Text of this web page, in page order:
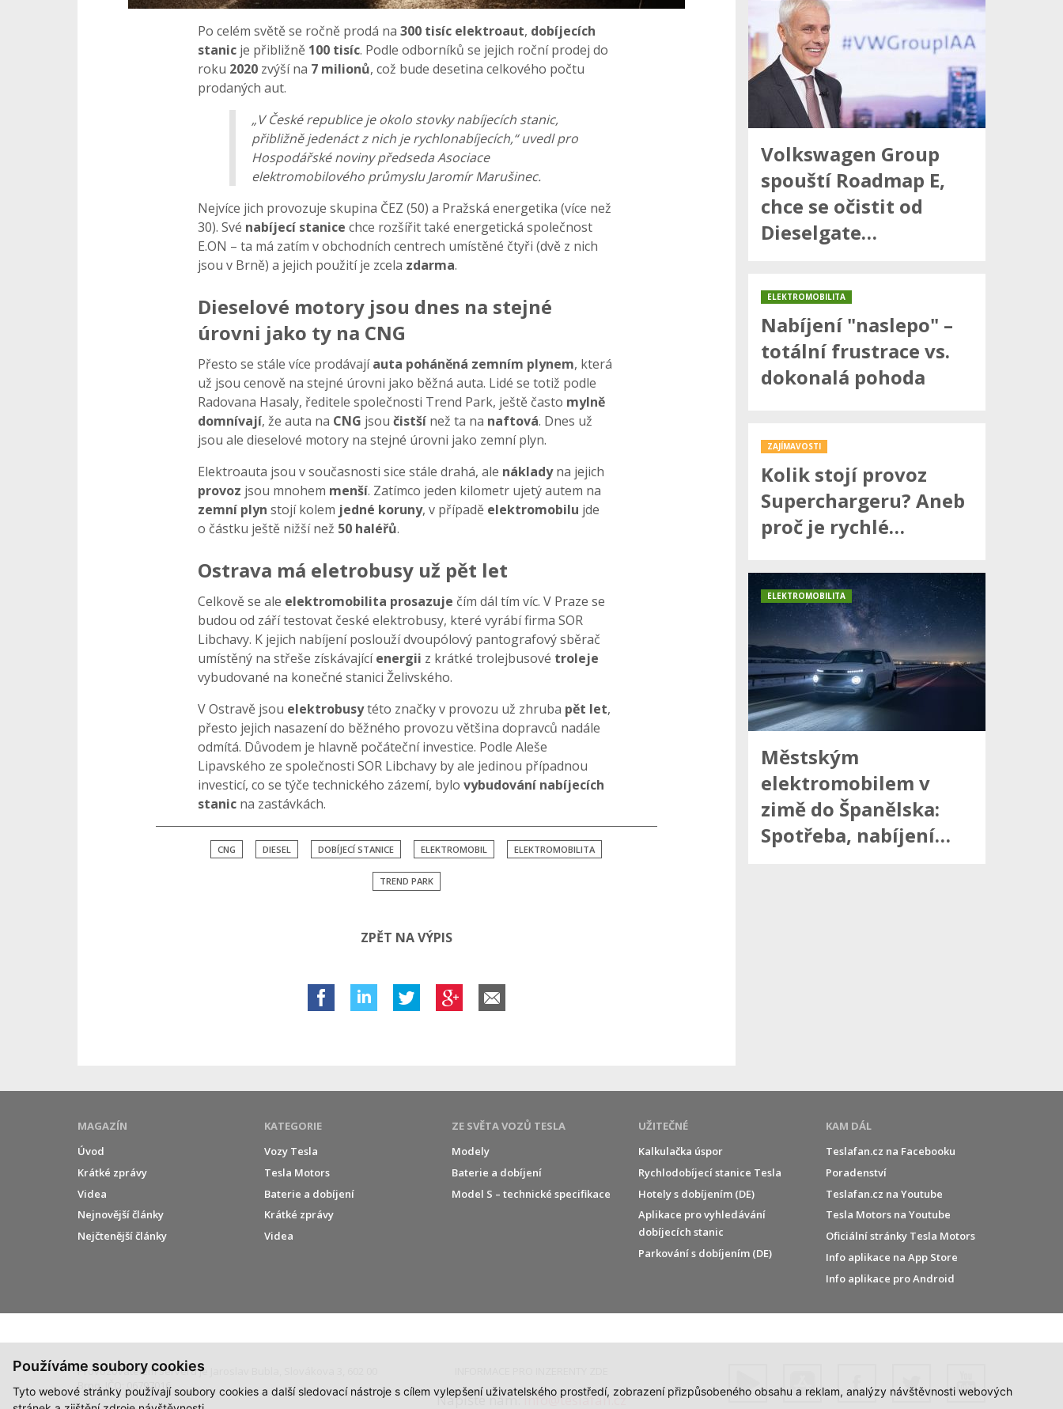
Používáme soubory cookies
Tyto webové stránky používají soubory cookies a další sledovací nástroje s cílem vylepšení uživatelského prostředí, zobrazení přizpůsobeného obsahu a reklam, analýzy návštěvnosti webových
Po celém světě se ročně prodá na 300 tisíc elektroaut, dobíjecích
stanic je přibližně 100 tisíc. Podle odborníků se jejich roční prodej do
roku 2020 zvýší na 7 milionů, což bude desetina celkového počtu
prodaných aut.
„V České republice je okolo stovky nabíjecích stanic,
přibližně jedenáct z nich je rychlonabíjecích,“ uvedl pro
Hospodářské noviny předseda Asociace
elektromobilového průmyslu Jaromír Marušinec.
Nejvíce jich provozuje skupina ČEZ (50) a Pražská energetika (více než
30). Své nabíjecí stanice chce rozšířit také energetická společnost
E.ON – ta má zatím v obchodních centrech umístěné čtyři (dvě z nich
jsou v Brně) a jejich použití je zcela zdarma.
Dieselové motory jsou dnes na stejné
úrovni jako ty na CNG
Přesto se stále více prodávajíauta poháněná zemním plynem, která
už jsou cenově na stejné úrovni jako běžná auta. Lidé se totiž podle
Radovana Hasaly, ředitele společnosti Trend Park, ještě často mylně
domnívají, že auta na CNG jsou čistší než ta na naftová. Dnes už
jsou ale dieselové motory na stejné úrovni jako zemní plyn.
Elektroauta jsou v současnosti sice stále drahá, ale nákladyna jejich
provoz jsou mnohem menší. Zatímco jeden kilometr ujetý autem na
zemní plyn stojí kolem jedné koruny, v případě elektromobilu jde
o částku ještě nižší než 50 haléřů.
Ostrava má eletrobusy už pět let
Celkově se ale elektromobilita prosazuje čím dál tím víc. V Praze se
budou od září testovat české elektrobusy, které vyrábí firma SOR
Libchavy. K jejich nabíjení poslouží dvoupólový pantografový sběrač
umístěný na střeše získávajícíenergii z krátké trolejbusové troleje
vybudované na konečné stanici Želivského.
V Ostravě jsou elektrobusytéto značky v provozu už zhruba pět let,
přesto jejich nasazení do běžného provozu většina dopravců nadále
odmítá. Důvodem je hlavně počáteční investice. Podle Aleše
Lipavského ze společnosti SOR Libchavy by ale jedinou případnou
investicí, co se týče technického zázemí, bylo vybudování nabíjecích
stanic na zastávkách.
CNG DIESEL DOBÍJECÍ STANICE ELEKTROMOBIL ELEKTROMOBILITA
TREND PARK
ZPĚT NA VÝPIS
Volkswagen Group
spouští Roadmap E,
chce se očistit od
Dieselgate…
Nabíjení "naslepo" –
totální frustrace vs.
dokonalá pohoda
ELEKTROMOBILITA
Kolik stojí provoz
Superchargeru? Aneb
proč je rychlé…
ZAJÍMAVOSTI
Městským
elektromobilem v
zimě do Španělska:
Spotřeba, nabíjení…
ELEKTROMOBILITA
MAGAZÍN
Úvod
Krátké zprávy
Videa
Nejnovější články
Nejčtenější články
KATEGORIE
Vozy Tesla
Tesla Motors
Baterie a dobíjení
Krátké zprávy
Videa
ZE SVĚTA VOZŮ TESLA
Modely
Baterie a dobíjení
Model S – technické specifikace
UŽITEČNÉ
Kalkulačka úspor
Rychlodobíjecí stanice Tesla
Hotely s dobíjením (DE)
Aplikace pro vyhledávání
dobíjecích stanic
Parkování s dobíjením (DE)
KAM DÁL
Teslafan.cz na Facebooku
Poradenství
Teslafan.cz na Youtube
Tesla Motors na Youtube
Oficiální stránky Tesla Motors
Info aplikace na App Store
Info aplikace pro Android
Provozovatelem serveru je Jaroslav Bubla, Slovákova 3, 602 00
Brno, IČO: 06797016.
Napište nám:info@teslafan.cz